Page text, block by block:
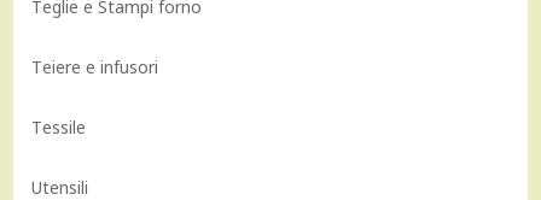
Teglie e Stampi forno
Teiere e infusori
Tessile
Utensili